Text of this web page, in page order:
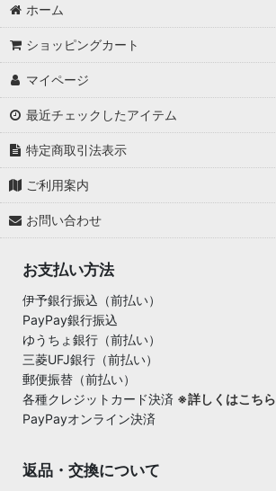
ホーム
ショッピングカート
マイページ
最近チェックしたアイテム
特定商取引法表示
ご利用案内
お問い合わせ
お支払い方法
伊予銀行振込（前払い）
PayPay銀行振込
ゆうちょ銀行（前払い）
三菱UFJ銀行（前払い）
郵便振替（前払い）
各種クレジットカード決済 ※詳しくはこちら
PayPayオンライン決済
返品・交換について